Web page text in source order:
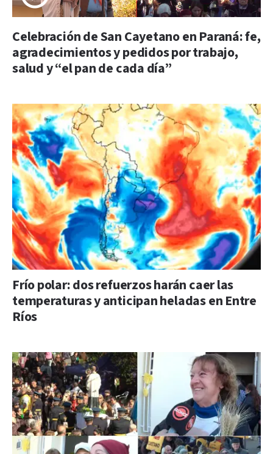
Celebración de San Cayetano en Paraná: fe,
agradecimientos y pedidos por trabajo,
salud y “el pan de cada día”
Frío polar: dos refuerzos harán caer las
temperaturas y anticipan heladas en Entre
Ríos